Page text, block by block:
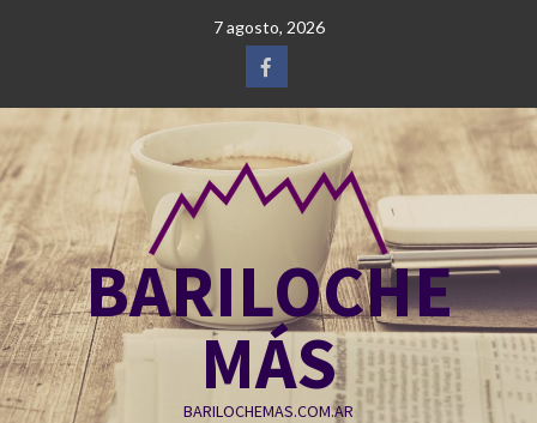
7 agosto, 2026
Facebook
BARILOCHE
MÁS
BARILOCHEMAS.COM.AR